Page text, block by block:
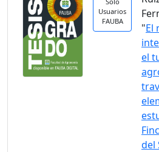
Usuarios
FAUBA
"El
el
del